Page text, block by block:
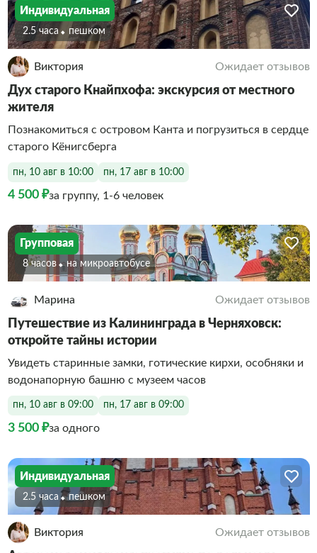
Индивидуальная
2.5 часа Пешком
Виктория Ожидает отзывов
Дух старого Кнайпхофа: экскурсия от местного
жителя
Познакомиться с островом Канта и погрузиться в сердце
старого Кёнигсберга
пн, 10 авг в 10:00 пн, 17 авг в 10:00
4 500 ₽за группу, 1-6 человек
Групповая
8 часов На микроавтобусе
Марина Ожидает отзывов
Путешествие из Калининграда в Черняховск:
откройте тайны истории
Увидеть старинные замки, готические кирхи, особняки и
водонапорную башню с музеем часов
пн, 10 авг в 09:00 пн, 17 авг в 09:00
3 500 ₽за одного
Индивидуальная
2.5 часа Пешком
Виктория Ожидает отзывов